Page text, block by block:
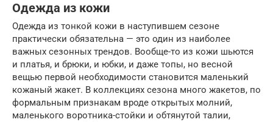
Одежда из кожи
Одежда из тонкой кожи в наступившем сезоне
практически обязательна — это один из наиболее
важных сезонных трендов. Вообще-то из кожи шьются
и платья, и брюки, и юбки, и даже топы, но весной
вещью первой необходимости становится маленький
кожаный жакет. В коллекциях сезона много жакетов, по
формальным признакам вроде открытых молний,
маленького воротника-стойки и обтянутой талии,